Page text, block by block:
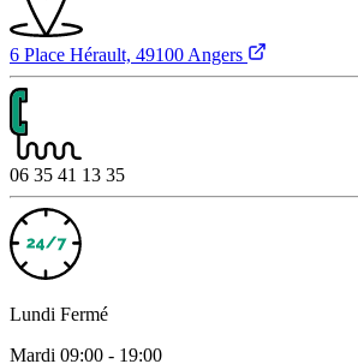
6 Place Hérault, 49100 Angers
06 35 41 13 35
Lundi Fermé
Mardi 09:00 - 19:00